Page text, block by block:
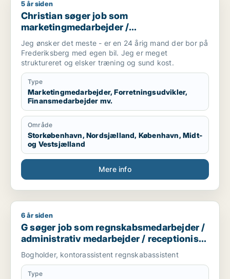
Christian søger job som marketingmedarbejder /
5 år siden
Christian søger job som
marketingmedarbejder /
forretningsudvikler / finansmedarbejder /
tjener
Jeg ønsker det meste - er en 24 årig mand der bor på
Frederiksberg med egen bil. Jeg er meget
struktureret og elsker træning og sund kost.
Type
Marketingmedarbejder, Forretningsudvikler,
Finansmedarbejder mv.
Område
Storkøbenhavn, Nordsjælland, København, Midt-
og Vestsjælland
Mere info
G søger job som regnskabsmedarbejder / administrativ
6 år siden
G søger job som regnskabsmedarbejder /
administrativ medarbejder / receptionist /
kontorassistent /
kundeservicemedarbejder
Bogholder, kontorassistent regnskabassistent
Type